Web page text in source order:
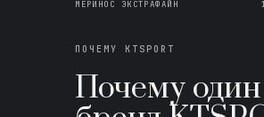
МЕРИНОС ЭКСТРАФАЙН
ПОЧЕМУ KTSPORT
Почему один